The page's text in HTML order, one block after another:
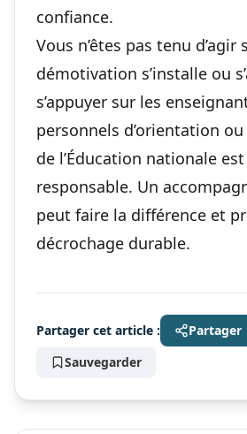
confiance.
Vous n’êtes pas tenu d’agir
démotivation s’installe ou
s’appuyer sur les
personnels d’orientation
de l’Éducation nationale
responsable. Un
peut faire la différence et
décrochage durable.
Partager cet article :
Partager
Sauvegarder